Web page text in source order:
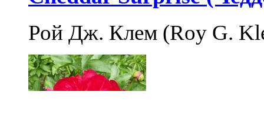
Рой Дж. Клем (Roy G.